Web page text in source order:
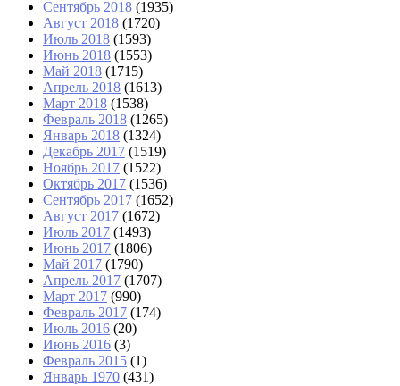
Сентябрь 2018 (1935)
Август 2018 (1720)
Июль 2018 (1593)
Июнь 2018 (1553)
Май 2018 (1715)
Апрель 2018 (1613)
Март 2018 (1538)
Февраль 2018 (1265)
Январь 2018 (1324)
Декабрь 2017 (1519)
Ноябрь 2017 (1522)
Октябрь 2017 (1536)
Сентябрь 2017 (1652)
Август 2017 (1672)
Июль 2017 (1493)
Июнь 2017 (1806)
Май 2017 (1790)
Апрель 2017 (1707)
Март 2017 (990)
Февраль 2017 (174)
Июль 2016 (20)
Июнь 2016 (3)
Февраль 2015 (1)
Январь 1970 (431)